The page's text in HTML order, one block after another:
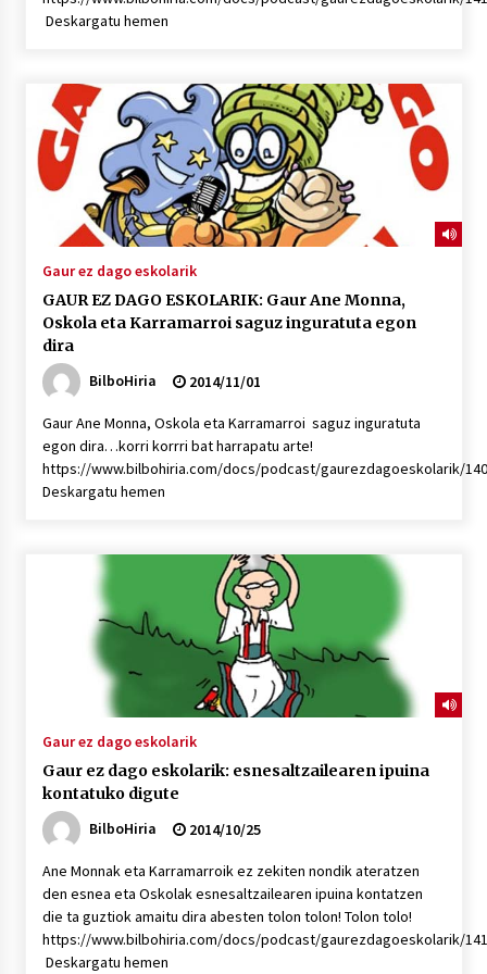
Deskargatu hemen
Gaur ez dago eskolarik
GAUR EZ DAGO ESKOLARIK: Gaur Ane Monna,
Oskola eta Karramarroi saguz inguratuta egon
dira
BilboHiria
2014/11/01
Gaur Ane Monna, Oskola eta Karramarroi saguz inguratuta
egon dira…korri korrri bat harrapatu arte!
https://www.bilbohiria.com/docs/podcast/gaurezdagoeskolarik/
Deskargatu hemen
Gaur ez dago eskolarik
Gaur ez dago eskolarik: esnesaltzailearen ipuina
kontatuko digute
BilboHiria
2014/10/25
Ane Monnak eta Karramarroik ez zekiten nondik ateratzen
den esnea eta Oskolak esnesaltzailearen ipuina kontatzen
die ta guztiok amaitu dira abesten tolon tolon! Tolon tolo!
https://www.bilbohiria.com/docs/podcast/gaurezdagoeskolarik/
Deskargatu hemen